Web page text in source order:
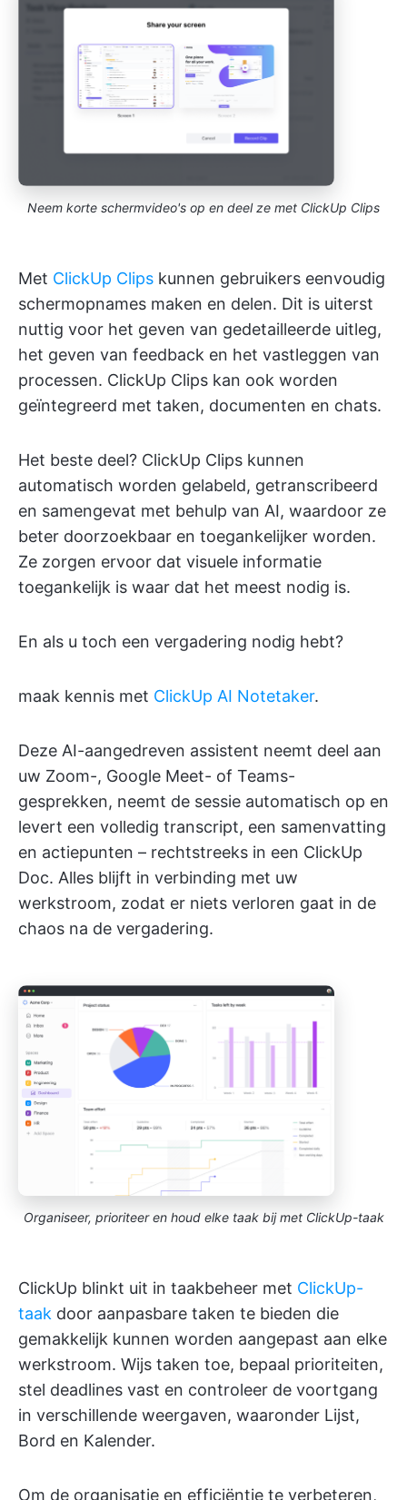
Neem korte schermvideo's op en deel ze met ClickUp Clips
Met ClickUp Clips kunnen gebruikers eenvoudig
schermopnames maken en delen. Dit is uiterst
nuttig voor het geven van gedetailleerde uitleg,
het geven van feedback en het vastleggen van
processen. ClickUp Clips kan ook worden
geïntegreerd met taken, documenten en chats.
Het beste deel? ClickUp Clips kunnen
automatisch worden gelabeld, getranscribeerd
en samengevat met behulp van AI, waardoor ze
beter doorzoekbaar en toegankelijker worden.
Ze zorgen ervoor dat visuele informatie
toegankelijk is waar dat het meest nodig is.
En als u toch een vergadering nodig hebt?
maak kennis met ClickUp AI Notetaker.
Deze AI-aangedreven assistent neemt deel aan
uw Zoom-, Google Meet- of Teams-
gesprekken, neemt de sessie automatisch op en
levert een volledig transcript, een samenvatting
en actiepunten – rechtstreeks in een ClickUp
Doc. Alles blijft in verbinding met uw
werkstroom, zodat er niets verloren gaat in de
chaos na de vergadering.
Organiseer, prioriteer en houd elke taak bij met ClickUp-taak
ClickUp blinkt uit in taakbeheer met ClickUp-
taak door aanpasbare taken te bieden die
gemakkelijk kunnen worden aangepast aan elke
werkstroom. Wijs taken toe, bepaal prioriteiten,
stel deadlines vast en controleer de voortgang
in verschillende weergaven, waaronder Lijst,
Bord en Kalender.
Om de organisatie en efficiëntie te verbeteren,